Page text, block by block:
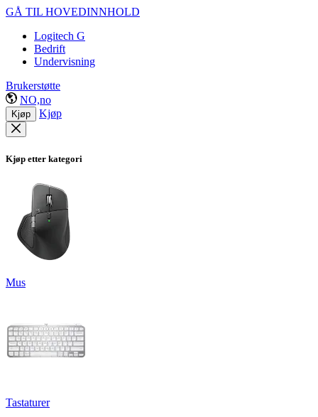
GÅ TIL HOVEDINNHOLD
Logitech G
Bedrift
Undervisning
Brukerstøtte
NO,no
Kjøp Kjøp
Kjøp etter kategori
Mus
Tastaturer